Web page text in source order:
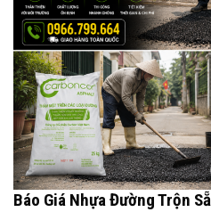
Báo Giá Nhựa Đường Trộn